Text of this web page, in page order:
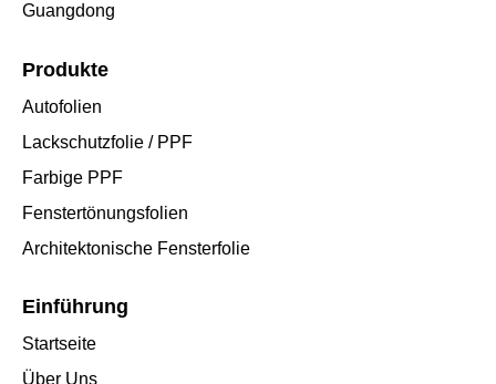
Guangdong
Produkte
Autofolien
Lackschutzfolie / PPF
Farbige PPF
Fenstertönungsfolien
Architektonische Fensterfolie
Einführung
Startseite
Über Uns